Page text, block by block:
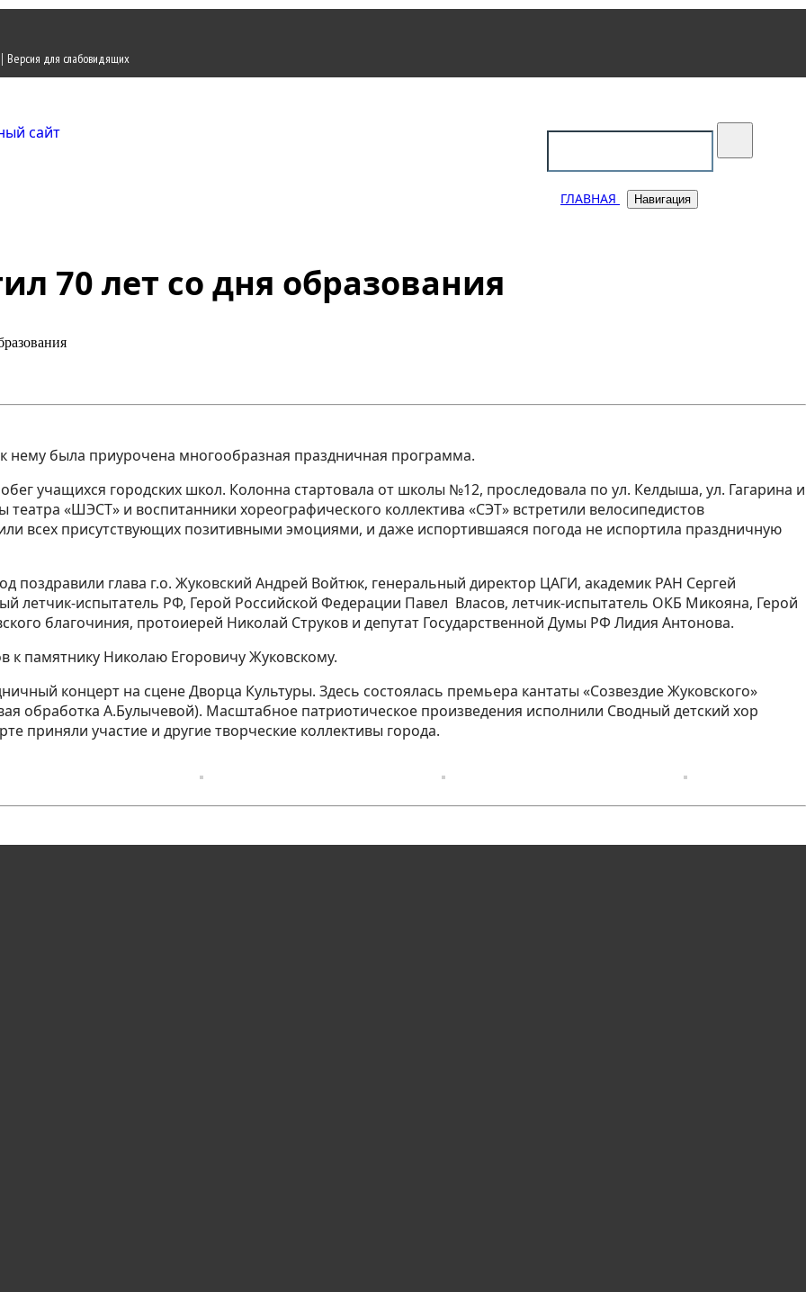
| Версия для слабовидящих
ГЛАВНАЯ Навигация
70 лет со дня образования
была приурочена многообразная праздничная программа.
учащихся городских школ. Колонна стартовала от школы №12, проследовала по ул. Келдыша, ул. Гагарина и
«ШЭСТ» и воспитанники хореографического коллектива «СЭТ» встретили велосипедистов
всех присутствующих позитивными эмоциями, и даже испортившаяся погода не испортила праздничную
глава г.о. Жуковский Андрей Войтюк, генеральный директор ЦАГИ, академик РАН Сергей
испытатель РФ, Герой Российской Федерации Павел Власов, летчик-испытатель ОКБ Микояна, Герой
благочиния, протоиерей Николай Струков и депутат Государственной Думы РФ Лидия Антонова.
памятнику Николаю Егоровичу Жуковскому.
концерт на сцене Дворца Культуры. Здесь состоялась премьера кантаты «Созвездие Жуковского»
обработка А.Булычевой). Масштабное патриотическое произведения исполнили Сводный детский хор
приняли участие и другие творческие коллективы города.